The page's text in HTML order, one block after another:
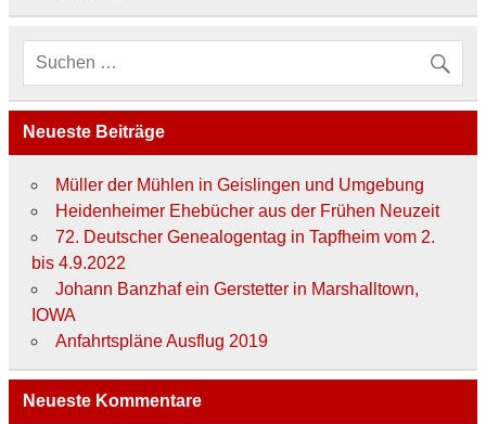
e
Neueste Beiträge
Müller der Mühlen in Geislingen und Umgebung
Heidenheimer Ehebücher aus der Frühen Neuzeit
72. Deutscher Genealogentag in Tapfheim vom 2.
bis 4.9.2022
Johann Banzhaf ein Gerstetter in Marshalltown,
IOWA
Anfahrtspläne Ausflug 2019
Neueste Kommentare